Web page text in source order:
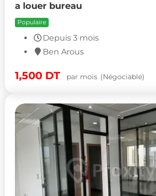
a louer bureau
Populaire
Depuis 3 mois
Ben Arous
1,500 DT par mois (Négociable)